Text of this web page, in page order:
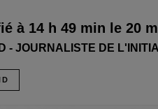
à 14 h 49 min le 20
- JOURNALISTE DE